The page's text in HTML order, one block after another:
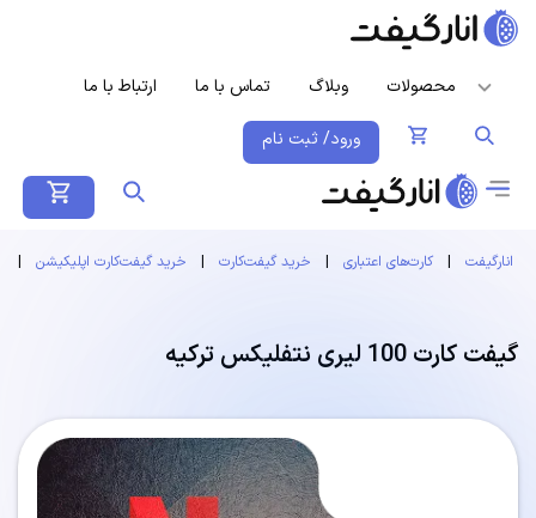
محصولات وبلاگ تماس با ما ارتباط با ما
ورود/ ثبت نام
انارگیفت | کارت‌های اعتباری | خرید گیفت‌کارت | خرید گیفت‌کارت اپلیکیشن |
گیفت کارت 100 لیری نتفلیکس ترکیه